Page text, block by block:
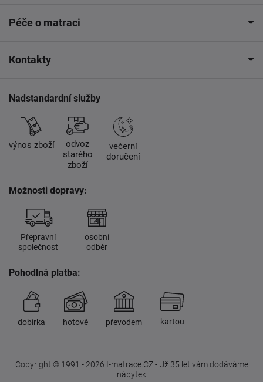
Péče o matraci
Kontakty
Nadstandardní služby
výnos zboží
odvoz
starého
zboží
večerní
doručení
Možnosti dopravy:
Přepravní
společnost
osobní
odběr
Pohodlná platba:
dobírka hotově převodem kartou
Copyright © 1991 - 2026 I-matrace.CZ - Už 35 let vám dodáváme
nábytek